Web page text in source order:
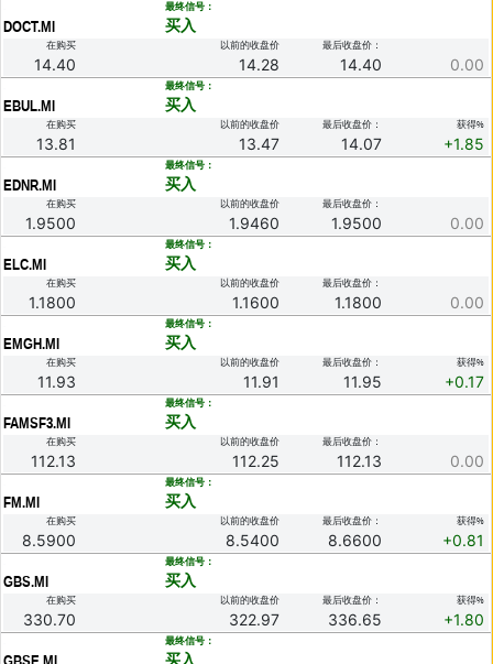
DOCT.MI
最终信号：
买入
在购买
14.40
以前的收盘价
14.28
最后收盘价：
14.40 0.00
EBUL.MI
最终信号：
买入
在购买
13.81
以前的收盘价
13.47
最后收盘价：
14.07
获得%
+1.85
EDNR.MI
最终信号：
买入
在购买
1.9500
以前的收盘价
1.9460
最后收盘价：
1.9500 0.00
ELC.MI
最终信号：
买入
在购买
1.1800
以前的收盘价
1.1600
最后收盘价：
1.1800 0.00
EMGH.MI
最终信号：
买入
在购买
11.93
以前的收盘价
11.91
最后收盘价：
11.95
获得%
+0.17
FAMSF3.MI
最终信号：
买入
在购买
112.13
以前的收盘价
112.25
最后收盘价：
112.13 0.00
FM.MI
最终信号：
买入
在购买
8.5900
以前的收盘价
8.5400
最后收盘价：
8.6600
获得%
+0.81
GBS.MI
最终信号：
买入
在购买
330.70
以前的收盘价
322.97
最后收盘价：
336.65
获得%
+1.80
最终信号：
买入